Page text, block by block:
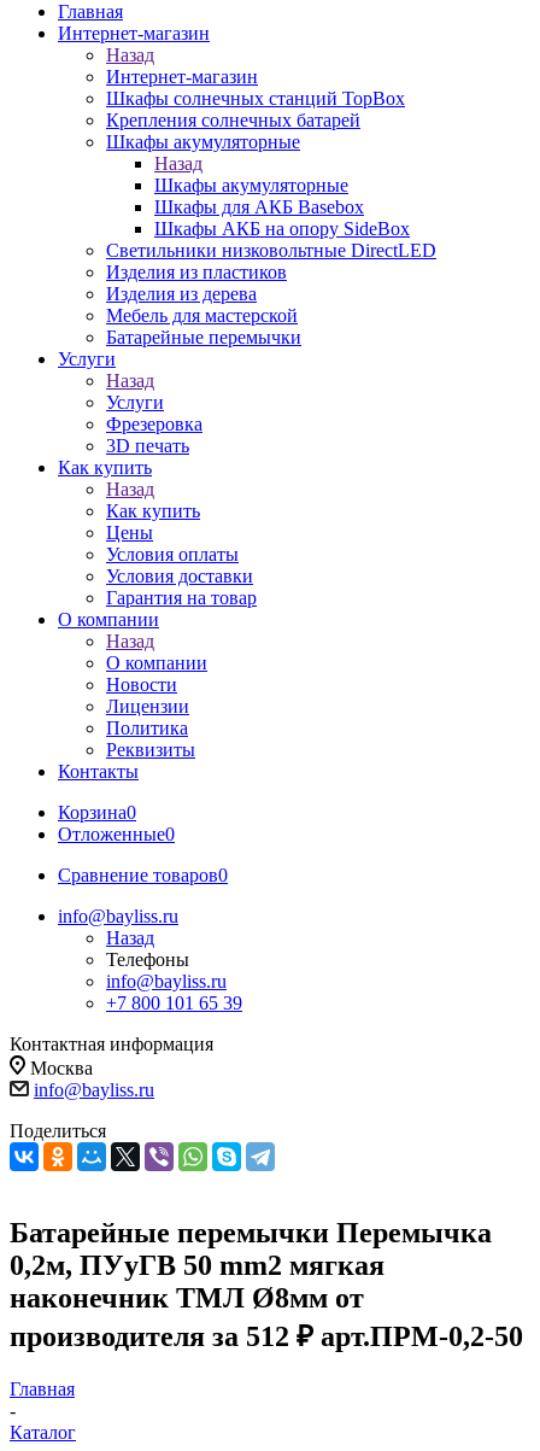
Главная
Интернет-магазин
Назад
Интернет-магазин
Шкафы солнечных станций TopBox
Крепления солнечных батарей
Шкафы акумуляторные
Назад
Шкафы акумуляторные
Шкафы для АКБ Basebox
Шкафы АКБ на опору SideBox
Светильники низковольтные DirectLED
Изделия из пластиков
Изделия из дерева
Мебель для мастерской
Батарейные перемычки
Услуги
Назад
Услуги
Фрезеровка
3D печать
Как купить
Назад
Как купить
Цены
Условия оплаты
Условия доставки
Гарантия на товар
О компании
Назад
О компании
Новости
Лицензии
Политика
Реквизиты
Контакты
Корзина0
Отложенные0
Сравнение товаров0
info@bayliss.ru
Назад
Телефоны
info@bayliss.ru
+7 800 101 65 39
Контактная информация
Москва
info@bayliss.ru
Поделиться
Батарейные перемычки Перемычка
0,2м, ПУуГВ 50 mm2 мягкая
наконечник ТМЛ Ø8мм от
производителя за 512 ₽ арт.ПРМ-0,2-50
Главная
-
Каталог